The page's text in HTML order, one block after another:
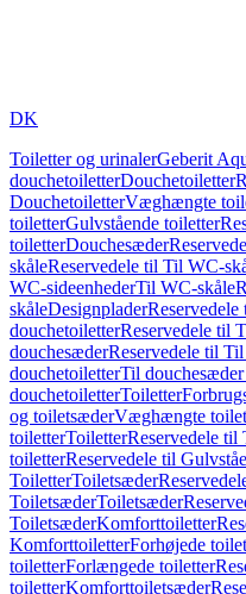
DK
Toiletter og urinalerGeberit
douchetoiletterDouchetoiletter
DouchetoiletterVæghængte
toiletterGulvstående toiletter
toiletterDouchesæder
skåleReservedele til Til WC-
WC-sideenhederTil WC-skåle
skåleDesignplader
douchetoiletterReservedele til
douchesæderReservedele til
douchetoiletterTil
douchetoiletterToiletter
og toiletsæderVæghængte
toiletterToiletterReservedele til
toiletterReservedele til
ToiletterToiletsæder
ToiletsæderToiletsæder
ToiletsæderKomforttoiletter
KomforttoiletterForhøjede
toiletterForlængede toiletter
toiletterKomforttoiletsæder